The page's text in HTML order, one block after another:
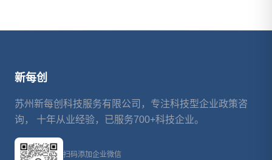
新每创
苏州新每创科技服务有限公司，专注科技型企业政策咨
询， 十年从业经验，已服务700+科技企业。
扫码添加企业微信